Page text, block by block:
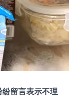
留言表示不理